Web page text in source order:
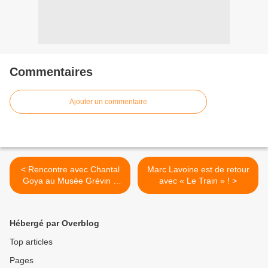
Commentaires
Ajouter un commentaire
< Rencontre avec Chantal
Goya au Musée Grévin à
l’occasion de la parution de
Marc Lavoine est de retour
avec « Le Train » ! >
Hébergé par Overblog
Top articles
Pages